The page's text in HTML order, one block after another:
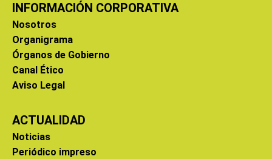
INFORMACIÓN CORPORATIVA
Nosotros
Organigrama
Órganos de Gobierno
Canal Ético
Aviso Legal
ACTUALIDAD
Noticias
Periódico impreso